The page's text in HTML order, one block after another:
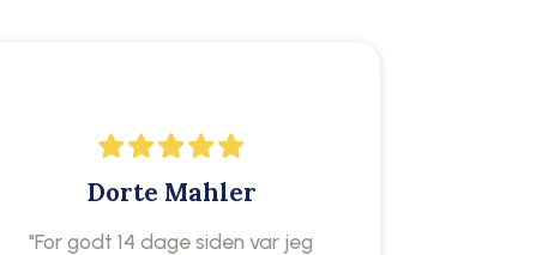
Dorte Mahler
"For godt 14 dage siden var jeg